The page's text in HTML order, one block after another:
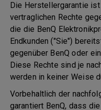
Die Herstellergarantie
vertraglichen Rechte
die die BenQ
Endkunden ("Sie")
gegenüber BenQ oder
Diese Rechte sind je
werden in keiner Weise
Vorbehaltlich der
garantiert BenQ, dass